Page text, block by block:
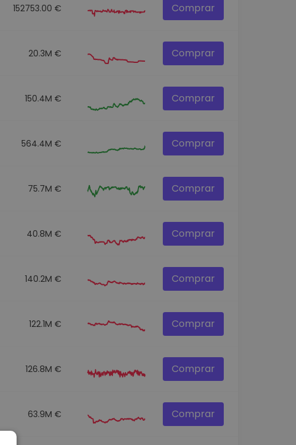
152753.00 € Comprar
20.3M € Comprar
150.4M € Comprar
564.4M € Comprar
75.7M € Comprar
40.8M € Comprar
140.2M € Comprar
122.1M € Comprar
126.8M € Comprar
63.9M € Comprar